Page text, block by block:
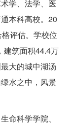
学、法学、医
本科高校。20
评估。学校位
建筑面积44.4万
大的城中湖汤
水之中，风景
命科学学院、